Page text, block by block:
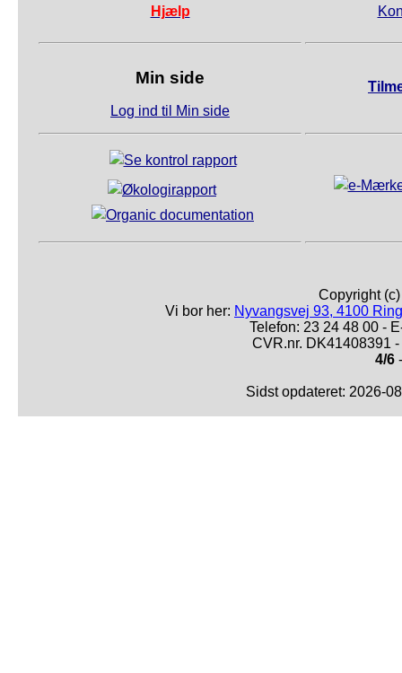
Hjælp
Min side
Log ind til Min side
Copyright
Vi bor her: Nyvangsvej 93, 4100
Telefon: 23 24 48 00 -
CVR.nr. DK41408391
4/6
Sidst opdateret: 2026-